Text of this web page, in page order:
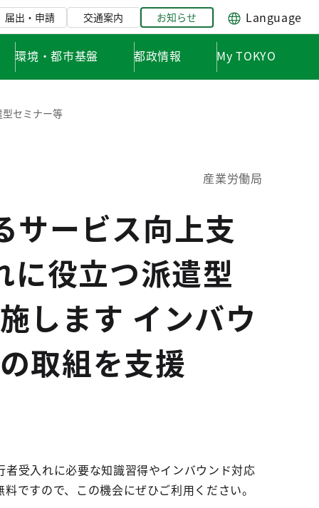
届出・申請 交通案内 お知らせ Language
環境・都市基盤 都政情報 My TOKYO
セミナー等
産業労働局
サービス向上支
に役立つ派遣型
します インバウ
取組を支援
受入れに必要な知識習得やインバウンド対応
ですので、この機会にぜひご利用ください。